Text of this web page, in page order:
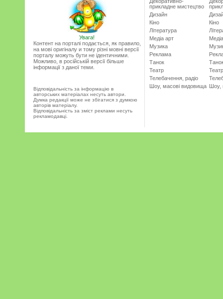
Увага!
Контент на порталі подається, як правило,
на мові оригіналу и тому різні мовні версії
порталу можуть бути не ідентичними.
Можливо, в російській версії більше
інформації з даної теми.
Відповідальність за інформацію в
авторських матеріалах несуть автори.
Думка редакції може не збігатися з думкою
авторів матеріалу.
Відповідальність за зміст реклами несуть
рекламодавці.
прикладне мистецтво
Дизайн
Кіно
Література
Медіа арт
Музика
Реклама
Танок
Театр
Телебачення, радіо
Шоу, масові видовища
Кіно
Театр
Шоу,